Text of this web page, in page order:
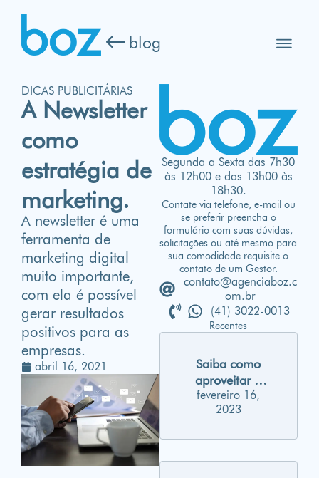
blog
DICAS PUBLICITÁRIAS
A Newsletter
como
estratégia de
marketing.
A newsletter é uma
ferramenta de
marketing digital
muito importante,
com ela é possível
gerar resultados
positivos para as
empresas.
abril 16, 2021
Segunda a Sexta das 7h30
às 12h00 e das 13h00 às
18h30.
Contate via telefone, e-mail ou
se preferir preencha o
formulário com suas dúvidas,
solicitações ou até mesmo para
sua comodidade requisite o
contato de um Gestor.
contato@agenciaboz.c
om.br
(41) 3022-0013
Recentes
Saiba como
aproveitar o
carnaval para
gerar
sociais
fevereiro 16,
2023